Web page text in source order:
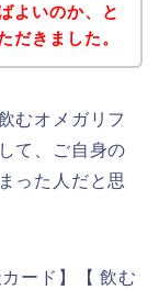
よいのか、と
だきました。
むオメガリフ
て、ご自身の
った人だと思
ード】【 飲む